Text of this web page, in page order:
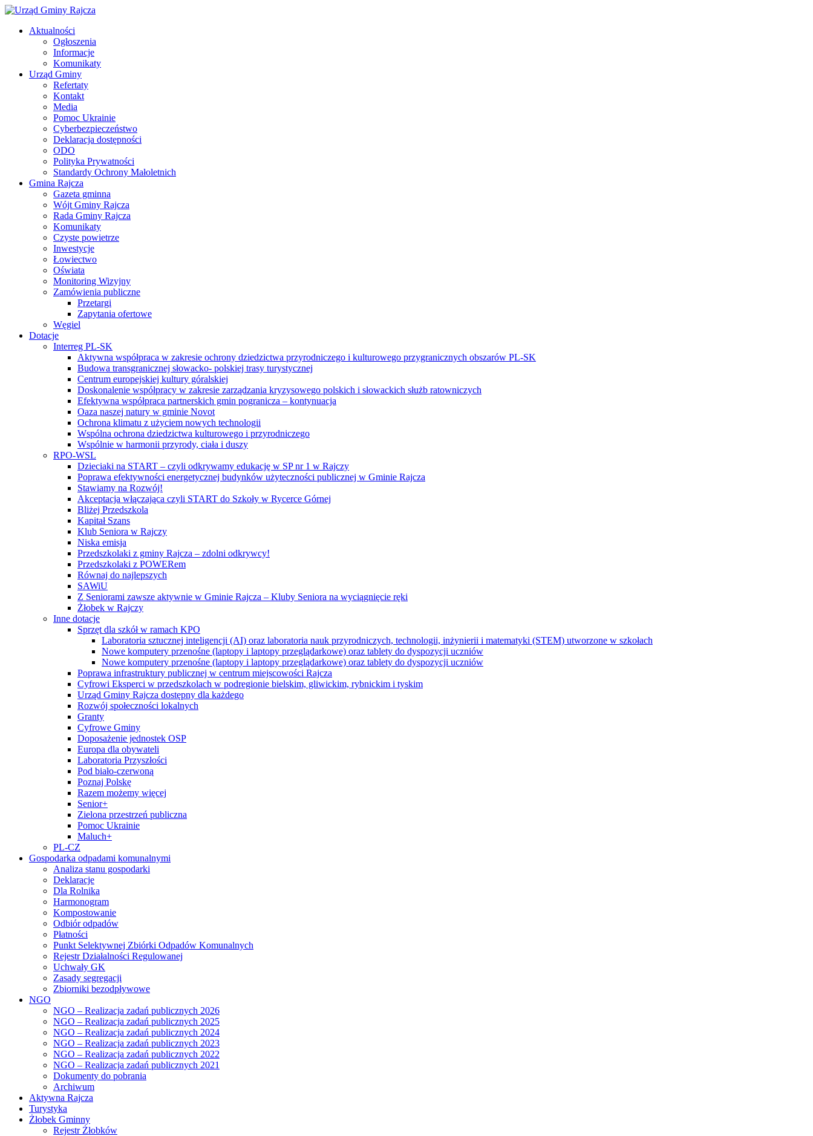
Aktualności
Ogłoszenia
Informacje
Komunikaty
Urząd Gminy
Refertaty
Kontakt
Media
Pomoc Ukrainie
Cyberbezpieczeństwo
Deklaracja dostępności
ODO
Polityka Prywatności
Standardy Ochrony Małoletnich
Gmina Rajcza
Gazeta gminna
Wójt Gminy Rajcza
Rada Gminy Rajcza
Komunikaty
Czyste powietrze
Inwestycje
Łowiectwo
Oświata
Monitoring Wizyjny
Zamówienia publiczne
Przetargi
Zapytania ofertowe
Węgiel
Dotacje
Interreg PL-SK
Aktywna współpraca w zakresie ochrony dziedzictwa przyrodniczego i kulturowego przygranicznych obszarów PL-SK
Budowa transgranicznej słowacko- polskiej trasy turystycznej
Centrum europejskiej kultury góralskiej
Doskonalenie współpracy w zakresie zarządzania kryzysowego polskich i słowackich służb ratowniczych
Efektywna współpraca partnerskich gmin pogranicza – kontynuacja
Oaza naszej natury w gminie Novot
Ochrona klimatu z użyciem nowych technologii
Wspólna ochrona dziedzictwa kulturowego i przyrodniczego
Wspólnie w harmonii przyrody, ciała i duszy
RPO-WSL
Dzieciaki na START – czyli odkrywamy edukację w SP nr 1 w Rajczy
Poprawa efektywności energetycznej budynków użyteczności publicznej w Gminie Rajcza
Stawiamy na Rozwój!
Akceptacja włączająca czyli START do Szkoły w Rycerce Górnej
Bliżej Przedszkola
Kapitał Szans
Klub Seniora w Rajczy
Niska emisja
Przedszkolaki z gminy Rajcza – zdolni odkrywcy!
Przedszkolaki z POWERem
Równaj do najlepszych
SAWiU
Z Seniorami zawsze aktywnie w Gminie Rajcza – Kluby Seniora na wyciągnięcie ręki
Żłobek w Rajczy
Inne dotacje
Sprzęt dla szkół w ramach KPO
Laboratoria sztucznej inteligencji (AI) oraz laboratoria nauk przyrodniczych, technologii, inżynierii i matematyki (STEM) utworzone w szkołach
Nowe komputery przenośne (laptopy i laptopy przeglądarkowe) oraz tablety do dyspozycji uczniów
Nowe komputery przenośne (laptopy i laptopy przeglądarkowe) oraz tablety do dyspozycji uczniów
Poprawa infrastruktury publicznej w centrum miejscowości Rajcza
Cyfrowi Eksperci w przedszkolach w podregionie bielskim, gliwickim, rybnickim i tyskim
Urząd Gminy Rajcza dostępny dla każdego
Rozwój społeczności lokalnych
Granty
Cyfrowe Gminy
Doposażenie jednostek OSP
Europa dla obywateli
Laboratoria Przyszłości
Pod biało-czerwoną
Poznaj Polskę
Razem możemy więcej
Senior+
Zielona przestrzeń publiczna
Pomoc Ukrainie
Maluch+
PL-CZ
Gospodarka odpadami komunalnymi
Analiza stanu gospodarki
Deklaracje
Dla Rolnika
Harmonogram
Kompostowanie
Odbiór odpadów
Płatności
Punkt Selektywnej Zbiórki Odpadów Komunalnych
Rejestr Działalności Regulowanej
Uchwały GK
Zasady segregacji
Zbiorniki bezodpływowe
NGO
NGO – Realizacja zadań publicznych 2026
NGO – Realizacja zadań publicznych 2025
NGO – Realizacja zadań publicznych 2024
NGO – Realizacja zadań publicznych 2023
NGO – Realizacja zadań publicznych 2022
NGO – Realizacja zadań publicznych 2021
Dokumenty do pobrania
Archiwum
Aktywna Rajcza
Turystyka
Żłobek Gminny
Rejestr Żłobków